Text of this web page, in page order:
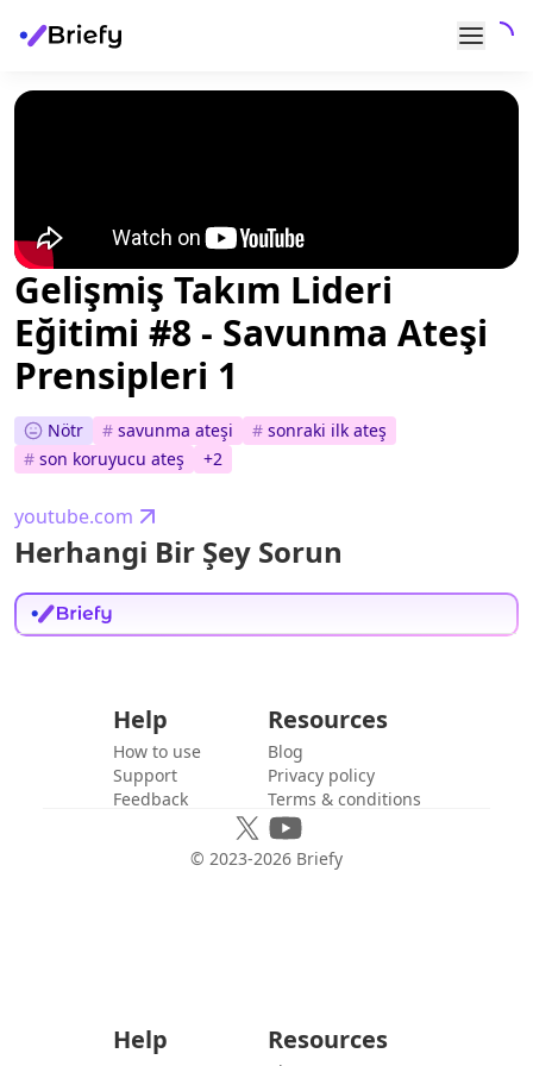
Gelişmiş Takım Lideri
Eğitimi #8 - Savunma Ateşi
Prensipleri 1
Nötr # savunma ateşi # sonraki i̇lk ateş
# son koruyucu ateş +2
youtube.com
Herhangi Bir Şey Sorun
Help
How to use
Support
Feedback
Resources
Blog
Privacy policy
Terms & conditions
© 2023-2026 Briefy
Help Resources